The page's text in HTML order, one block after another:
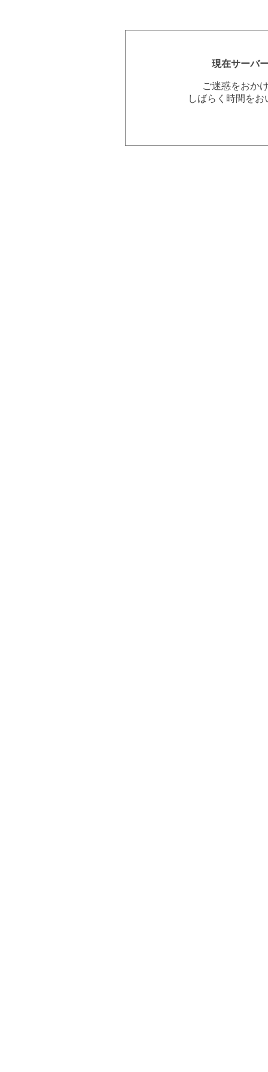
現在サーバ
ご迷惑をおか
しばらく時間を